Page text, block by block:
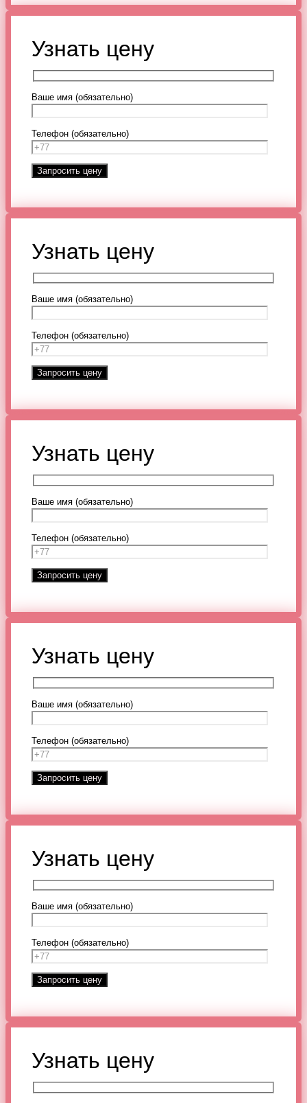
Узнать цену
Ваше имя (обязательно)
Телефон (обязательно)
Узнать цену
Ваше имя (обязательно)
Телефон (обязательно)
Узнать цену
Ваше имя (обязательно)
Телефон (обязательно)
Узнать цену
Ваше имя (обязательно)
Телефон (обязательно)
Узнать цену
Ваше имя (обязательно)
Телефон (обязательно)
Узнать цену